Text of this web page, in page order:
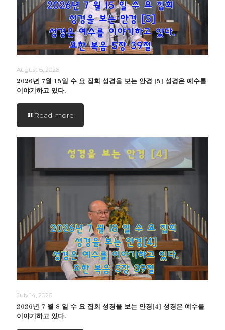
August 6, 2026
2026년 7월 15일 수 요 집회 성경을 보는 안경 [5] 성경은 예수를
이야기하고 있다.
Read more
July 14, 2026
2026년 7 월 8 일 수 요 집회 성경을 보는 안경[4] 성경은 예수를
이야기하고 있다.